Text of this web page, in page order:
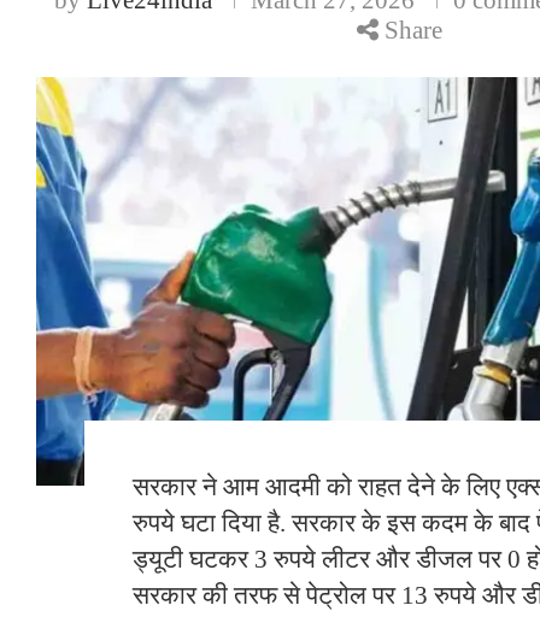
Share
सरकार ने आम आदमी को राहत देने के लि‍ए
रुपये घटा द‍िया है. सरकार के इस कदम के बाद
ड्यूटी घटकर 3 रुपये लीटर और डीजल पर 0
सरकार की तरफ से पेट्रोल पर 13 रुपये और